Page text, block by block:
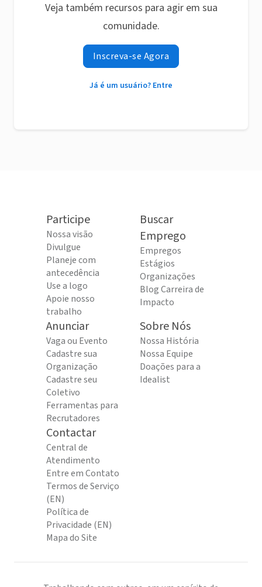
Veja também recursos para agir em sua
comunidade.
Inscreva-se Agora
Já é um usuário? Entre
Participe
Nossa visão
Divulgue
Planeje com
antecedência
Use a logo
Apoie nosso
trabalho
Buscar
Emprego
Empregos
Estágios
Organizações
Blog Carreira de
Impacto
Anunciar
Vaga ou Evento
Cadastre sua
Organização
Cadastre seu
Coletivo
Ferramentas para
Recrutadores
Sobre Nós
Nossa História
Nossa Equipe
Doações para a
Idealist
Contactar
Central de
Atendimento
Entre em Contato
Termos de Serviço
(EN)
Política de
Privacidade (EN)
Mapa do Site